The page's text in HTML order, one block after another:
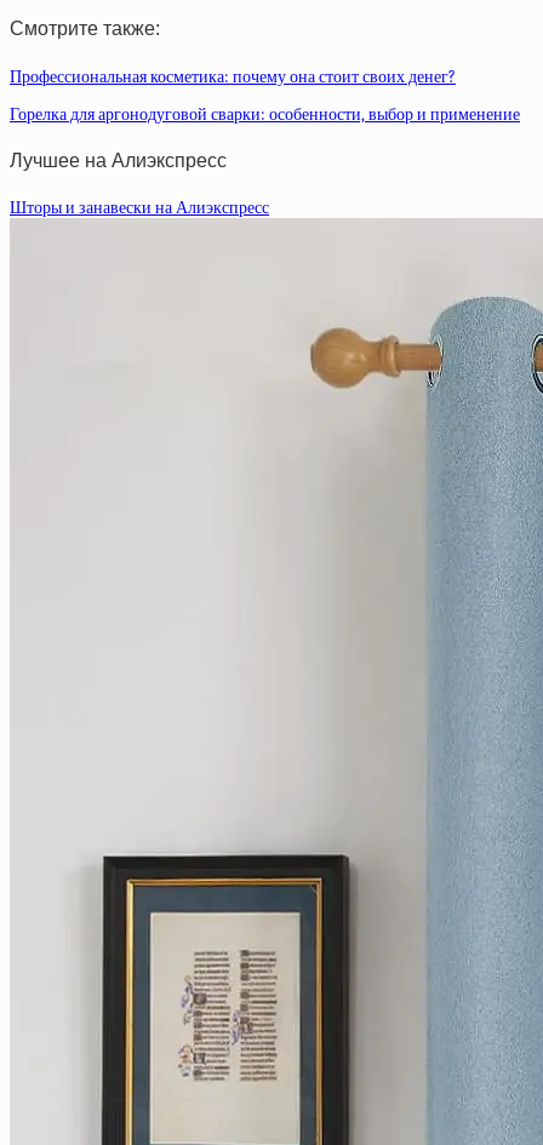
Смотрите также:
Профессиональная косметика: почему она стоит своих денег?
Горелка для аргонодуговой сварки: особенности, выбор и применение
Лучшее на Алиэкспресс
Шторы и занавески на Алиэкспресс